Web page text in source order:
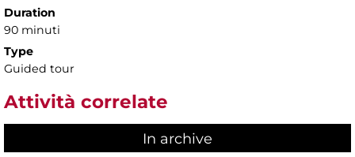
Duration
90 minuti
Type
Guided tour
Attività correlate
In archive